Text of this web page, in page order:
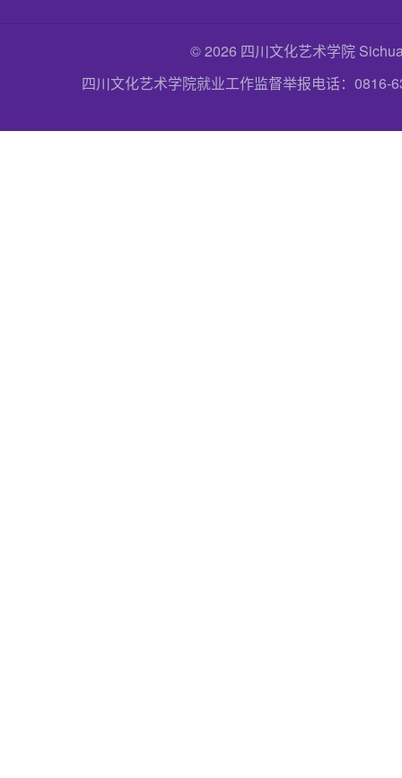
© 2026 四川文化艺术学院
四川文化艺术学院就业工作监督举报电话：